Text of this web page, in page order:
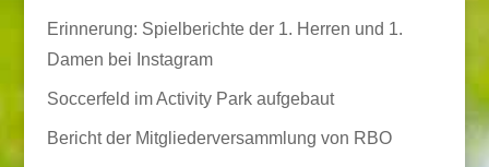
Erinnerung: Spielberichte der 1. Herren und 1.
Damen bei Instagram
Soccerfeld im Activity Park aufgebaut
Bericht der Mitgliederversammlung von RBO